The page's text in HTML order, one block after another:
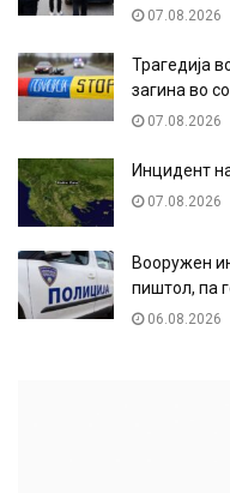
07.08.2026
Трагедија
загина во
07.08.2026
Инцидент
07.08.2026
Вооружен
пиштол, па
06.08.2026